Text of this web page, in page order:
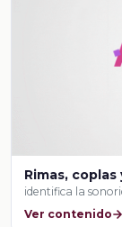
Rimas, coplas
identifica la
Ver contenido